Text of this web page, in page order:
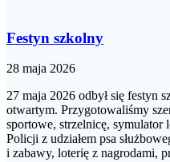
Festyn szkolny
28 maja 2026
27 maja 2026 odbył się festyn
otwartym. Przygotowaliśmy
sportowe, strzelnicę, symulator
Policji z udziałem psa
i zabawy, loterię z nagrodami,